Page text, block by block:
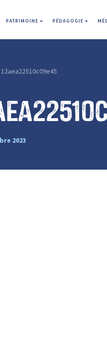
PATRIMOINE PÉDAGOGIE
12aea22510c09e45
2023